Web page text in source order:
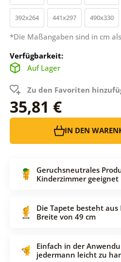
392x264 441x297 490x330
*Die Maßangaben sind in cm
Verfügbarkeit:
Auf Lager
Zu den Favoriten
35,81 €
IN DEN
Geruchsneutrales
Kinderzimmer geeignet
Die Tapete besteht
Breite von 49 cm
Einfach in der
jedermann leicht zu